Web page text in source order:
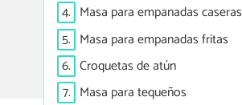
4. Masa para empanadas caseras
5. Masa para empanadas fritas
6. Croquetas de atún
7. Masa para tequeños